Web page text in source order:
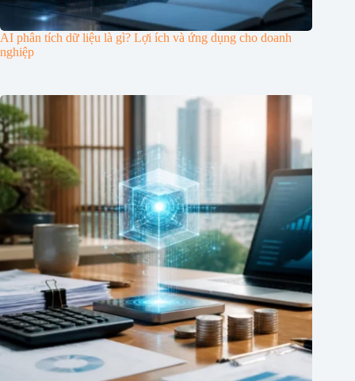
AI phân tích dữ liệu là gì? Lợi ích và ứng dụng cho doanh
nghiệp